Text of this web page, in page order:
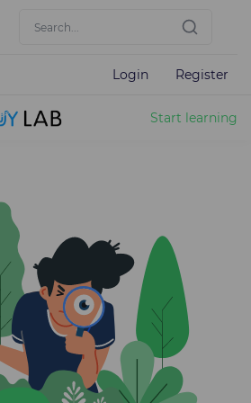
Login Register
Start learning